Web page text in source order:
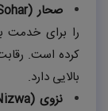
صحار (
را برای خدمت
کرده است.
بالایی دارد.
نزوی (